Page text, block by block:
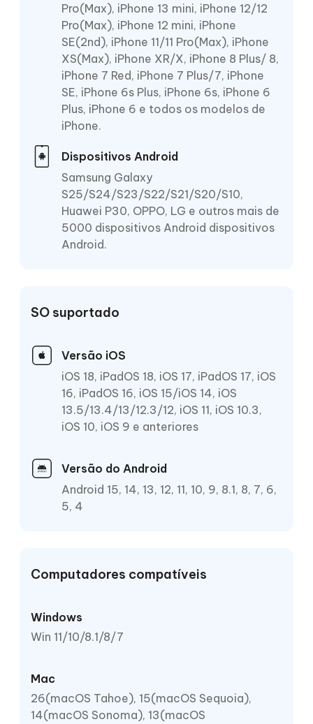
Pro(Max), iPhone 13 mini, iPhone 12/12
Pro(Max), iPhone 12 mini, iPhone
SE(2nd), iPhone 11/11 Pro(Max), iPhone
XS(Max), iPhone XR/X, iPhone 8 Plus/ 8,
iPhone 7 Red, iPhone 7 Plus/7, iPhone
SE, iPhone 6s Plus, iPhone 6s, iPhone 6
Plus, iPhone 6 e todos os modelos de
iPhone.
Dispositivos Android
Samsung Galaxy
S25/S24/S23/S22/S21/S20/S10,
Huawei P30, OPPO, LG e outros mais de
5000 dispositivos Android dispositivos
Android.
SO suportado
Versão iOS
iOS 18, iPadOS 18, iOS 17, iPadOS 17, iOS
16, iPadOS 16, iOS 15/iOS 14, iOS
13.5/13.4/13/12.3/12, iOS 11, iOS 10.3,
iOS 10, iOS 9 e anteriores
Versão do Android
Android 15, 14, 13, 12, 11, 10, 9, 8.1, 8, 7, 6,
5, 4
Computadores compatíveis
Windows
Win 11/10/8.1/8/7
Mac
26(macOS Tahoe), 15(macOS Sequoia),
14(macOS Sonoma), 13(macOS